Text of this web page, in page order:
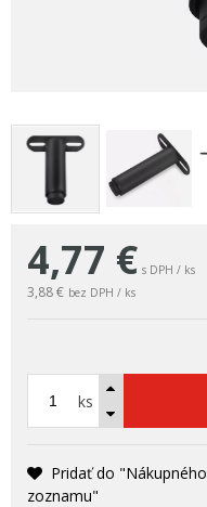
4,77 € s DPH / ks
3,88 € bez DPH / ks
ks
Pridať do "Nákupného
zoznamu"